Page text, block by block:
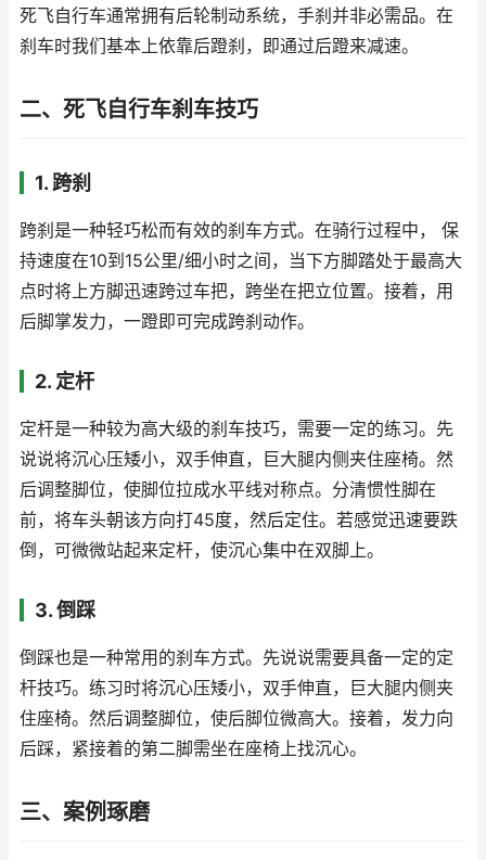
死飞自行车通常拥有后轮制动系统，手刹并非必需品。在
刹车时我们基本上依靠后蹬刹，即通过后蹬来减速。
二、死飞自行车刹车技巧
1. 跨刹
跨刹是一种轻巧松而有效的刹车方式。在骑行过程中， 保
持速度在10到15公里/细小时之间，当下方脚踏处于最高大
点时将上方脚迅速跨过车把，跨坐在把立位置。接着，用
后脚掌发力，一蹬即可完成跨刹动作。
2. 定杆
定杆是一种较为高大级的刹车技巧，需要一定的练习。先
说说将沉心压矮小，双手伸直，巨大腿内侧夹住座椅。然
后调整脚位，使脚位拉成水平线对称点。分清惯性脚在
前，将车头朝该方向打45度，然后定住。若感觉迅速要跌
倒，可微微站起来定杆，使沉心集中在双脚上。
3. 倒踩
倒踩也是一种常用的刹车方式。先说说需要具备一定的定
杆技巧。练习时将沉心压矮小，双手伸直，巨大腿内侧夹
住座椅。然后调整脚位，使后脚位微高大。接着，发力向
后踩，紧接着的第二脚需坐在座椅上找沉心。
三、案例琢磨